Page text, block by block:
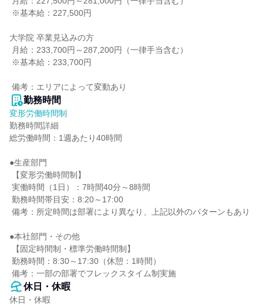
大学院 卒業見込みの方
備考：エリアによって変動あり
勤務時間
変形労働時間制
勤務時間詳細
総労働時間：1週あたり40時間
●生産部門
●本社部門・その他
備考：一部の部署でフレックスタイム制実施
休日・休暇
休日・休暇